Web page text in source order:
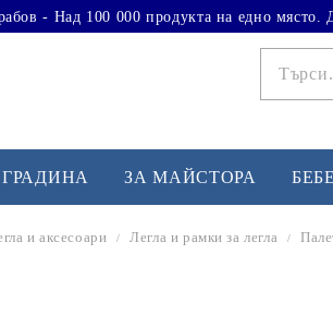
- Над 100 000 продукта на едно място.
ЗА МАЙСТОРА
и аксесоари Легла и рамки за легла